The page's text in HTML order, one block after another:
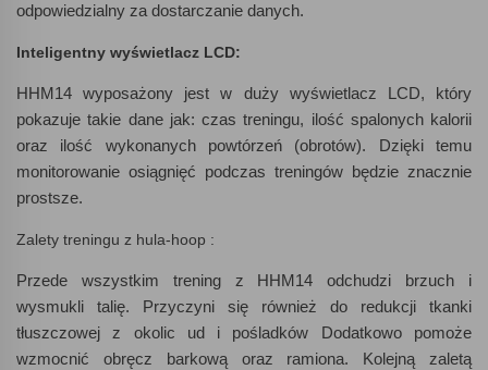
odpowiedzialny za dostarczanie danych.
Inteligentny wyświetlacz LCD:
HHM14 wyposażony jest w duży wyświetlacz LCD, który
pokazuje takie dane jak: czas treningu, ilość spalonych kalorii
oraz ilość wykonanych powtórzeń (obrotów). Dzięki temu
monitorowanie osiągnięć podczas treningów będzie znacznie
prostsze.
Zalety treningu z hula-hoop :
Przede wszystkim trening z HHM14 odchudzi brzuch i
wysmukli talię. Przyczyni się również do redukcji tkanki
tłuszczowej z okolic ud i pośladków Dodatkowo pomoże
wzmocnić obręcz barkową oraz ramiona. Kolejną zaletą